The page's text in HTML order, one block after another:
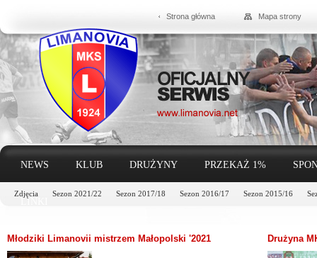
Strona główna Mapa strony
NEWS KLUB DRUŻYNY PRZEKAŻ 1%
Zdjęcia Sezon 2021/22 Sezon 2017/18 Sezon 2016/17 Sezon 2015/16
LINKI
Młodziki Limanovii mistrzem Małopolski '2021 Drużyna